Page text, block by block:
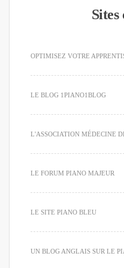
Sites
OPTIMISEZ VOTRE
LE BLOG 1PIANO1BLOG
L'ASSOCIATION MÉDECINE
LE FORUM PIANO MAJEUR
LE SITE PIANO BLEU
UN BLOG ANGLAIS SUR LE